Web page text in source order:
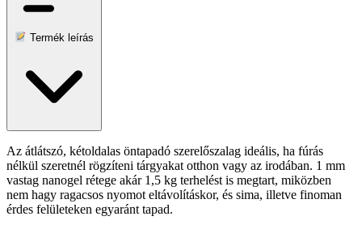
Termék leírás
Az átlátszó, kétoldalas öntapadó szerelőszalag ideális, ha fúrás
nélkül szeretnél rögzíteni tárgyakat otthon vagy az irodában. 1 mm
vastag nanogel rétege akár 1,5 kg terhelést is megtart, miközben
nem hagy ragacsos nyomot eltávolításkor, és sima, illetve finoman
érdes felületeken egyaránt tapad.